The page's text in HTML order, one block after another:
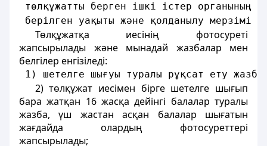
төлқұжатты берген ішкі істер органының
берілген уақыты және қолданылу мерзімі
Төлқұжатқа иесінің фотосуреті
жапсырылады және мынадай жазбалар мен
белгілер енгізіледі:
1) шетелге шығуы туралы рұқсат ету
2) төлқұжат иесімен бірге шетелге шығып
бара жатқан 16 жасқа дейінгі балалар туралы
жазба, үш жастан асқан балалар шығатын
жағдайда олардың фотосуреттері
жапсырылады;